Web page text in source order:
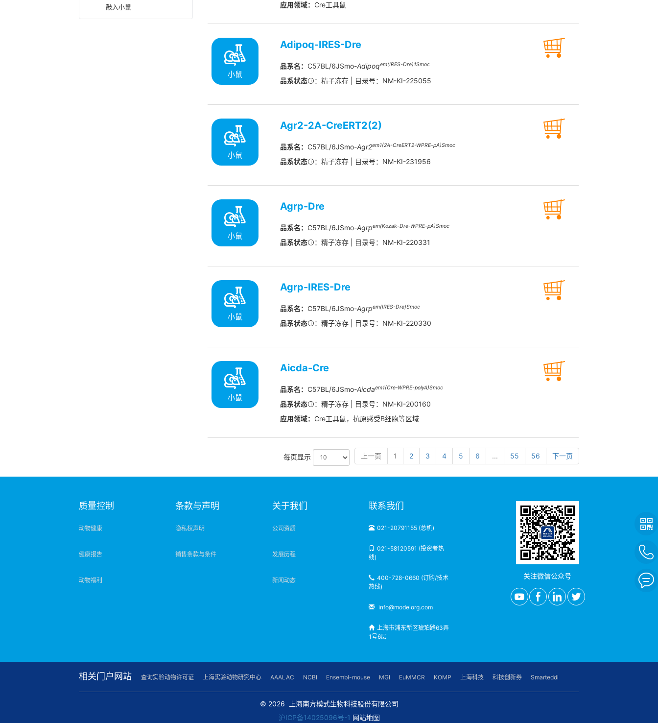
敲入小鼠
应用领域： Cre工具鼠
小鼠
Adipoq-IRES-Dre
品系名： C57BL/6JSmo-Adipoqem(IRES-Dre)1Smoc
品系状态 ：精子冻存 | 目录号：NM-KI-225055
小鼠
Agr2-2A-CreERT2(2)
品系名： C57BL/6JSmo-Agr2em1(2A-CreERT2-WPRE-pA)Smoc
品系状态 ：精子冻存 | 目录号：NM-KI-231956
小鼠
Agrp-Dre
品系名： C57BL/6JSmo-Agrpem(Kozak-Dre-WPRE-pA)Smoc
品系状态 ：精子冻存 | 目录号：NM-KI-220331
小鼠
Agrp-IRES-Dre
品系名： C57BL/6JSmo-Agrpem(IRES-Dre)Smoc
品系状态 ：精子冻存 | 目录号：NM-KI-220330
小鼠
Aicda-Cre
品系名： C57BL/6JSmo-Aicdaem1(Cre-WPRE-polyA)Smoc
品系状态
：精子冻存 | 目录号：NM-KI-200160
应用领域： Cre工具鼠，抗原感受B细胞等区域
每页显示 上一页 1 2 3 4 5 6 ... 55 56 下一页
质量控制
动物健康
健康报告
动物福利
条款与声明
隐私权声明
销售条款与条件
关于我们
公司资质
发展历程
新闻动态
联系我们
021-20791155 (总机)
021-58120591 (投资者热
线)
400-728-0660 (订购/技术
热线)
info@modelorg.com
上海市浦东新区琥珀路63弄
1号6层
关注微信公众号
相关门户网站 查询实验动物许可证 上海实验动物研究中心 AAALAC NCBI Ensembl-mouse MGI EuMMCR KOMP 上海科技 科技创新券 Smarteddi
© 2026
上海南方模式生物科技股份有限公司
沪ICP备14025096号-1 网站地图